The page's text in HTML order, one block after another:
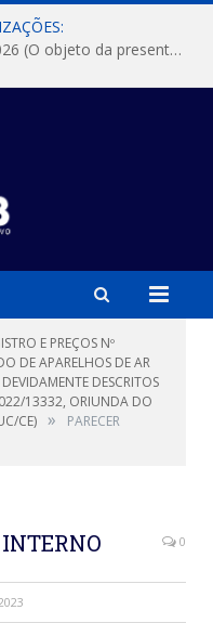
DISPENSA DE LICITAÇÃO Nº 03/2026 (O objeto da presente dispensa é a escolha da proposta mais vantajosa para a aquisição, de aparelhos de ar condicionado, tipo Split, com material de instalação e fogão industrial, conforme condições, quantidades e exigências estabelecidas no termo de referencia e neste aviso de contratação direta e seus anexos)
E PREÇOS Nº
DE APARELHOS DE AR
DESCRITOS
13332, ORIUNDA DO
CE) »
PARECER
0